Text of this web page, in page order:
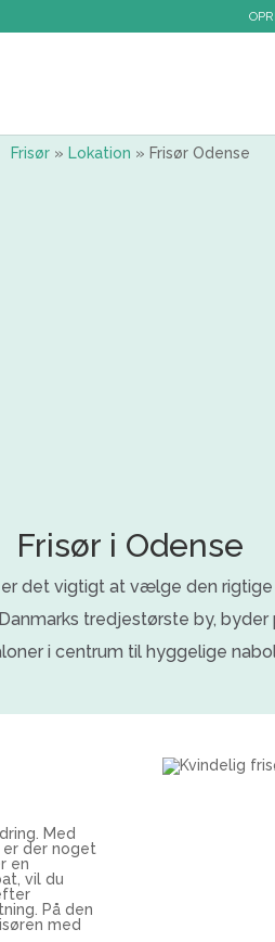
Frisør» Lokation » Frisør Odense
Frisør i Odense
er det vigtigt at vælge den
tredjestørste by,
i centrum til hyggelige
Med
der noget
en
vil du
På den
med